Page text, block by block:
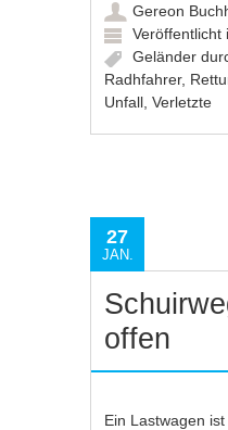
Gereon
Veröffentlicht
Geländer
Radhfahrer,
Unfall ,Verletzte
27
JAN.
offen
Ein Lastwagen